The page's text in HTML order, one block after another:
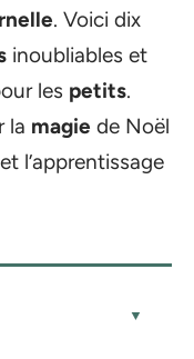
. Voici dix
inoubliables et
les petits.
la magie de Noël
l’apprentissage